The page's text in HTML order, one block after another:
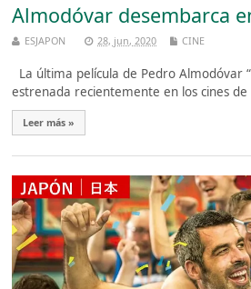
Almodóvar desembarca
ESJAPON 28, jun, 2020 CINE
La última película de Pedro Almodóvar
estrenada recientemente en los cines de
Leer más »